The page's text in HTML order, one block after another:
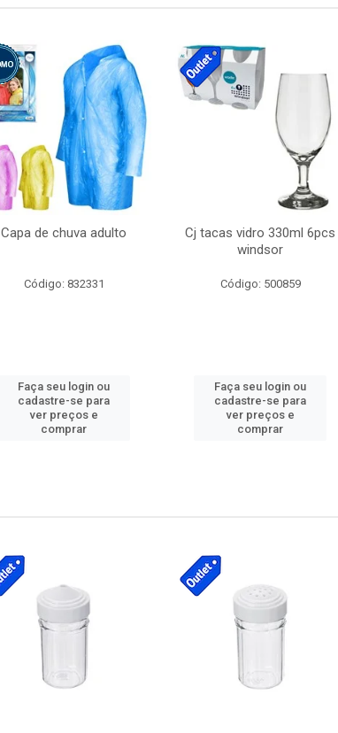
Capa de chuva adulto
Código: 832331
Faça seu login ou
cadastre-se para
ver preços e
comprar
Cj tacas vidro 330ml 6pcs
windsor
Código: 500859
Faça seu login ou
cadastre-se para
ver preços e
comprar